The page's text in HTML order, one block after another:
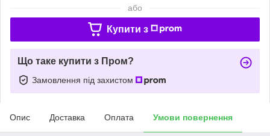
або
Купити з
Що таке купити з Пром?
Замовлення під захистом
Опис Доставка Оплата Умови повернення